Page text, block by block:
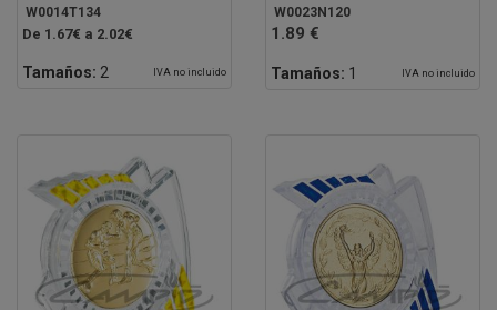
W0014T134
De 1.67€ a 2.02€
Tamaños: 2 IVA no incluido
W0023N120
1.89 €
Tamaños: 1 IVA no incluido